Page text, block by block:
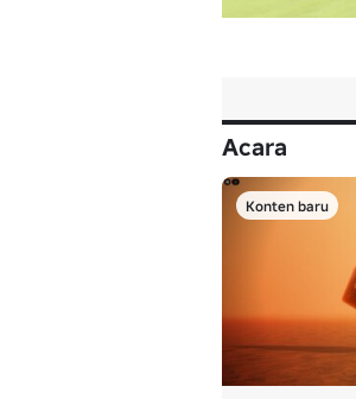
Acara
Konten baru